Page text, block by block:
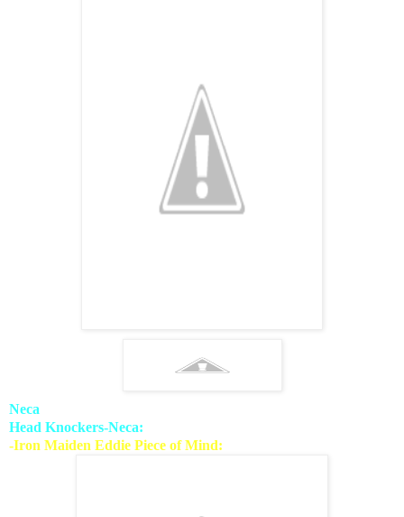
Neca
Head Knockers-Neca:
-Iron Maiden Eddie Piece of Mind: